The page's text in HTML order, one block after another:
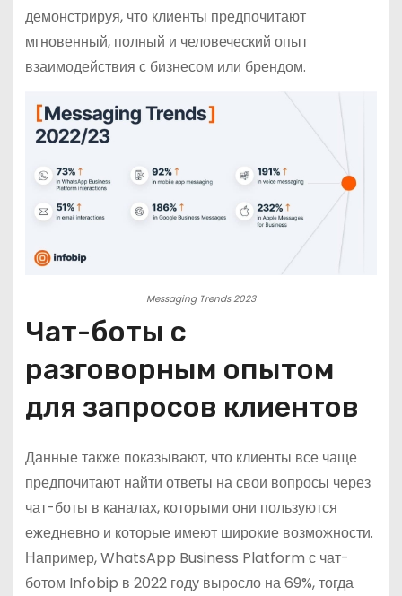
демонстрируя, что клиенты предпочитают
мгновенный, полный и человеческий опыт
взаимодействия с бизнесом или брендом.
Messaging Trends 2023
Чат-боты с
разговорным опытом
для запросов клиентов
Данные также показывают, что клиенты все чаще
предпочитают найти ответы на свои вопросы через
чат-боты в каналах, которыми они пользуются
ежедневно и которые имеют широкие возможности.
Например, WhatsApp Business Platform с чат-
ботом Infobip в 2022 году выросло на 69%, тогда